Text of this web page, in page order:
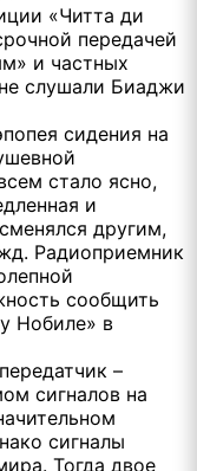
«Читта ди
передачей
и частных
слушали Биаджи
сидения на
стало ясно,
и
другим,
Радиоприемник
сообщить
Нобиле» в
–
сигналов на
сигналы
Тогда двое